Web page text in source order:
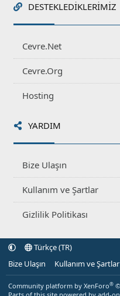
DESTEKLEDIKLERIMIZ
Cevre.Net
Cevre.Org
Hosting
YARDIM
Bize Ulaşın
Kullanım ve Şartlar
Gizlilik Politikası
Türkçe (TR)
Bize Ulaşın
Kullanım ve Şartlar
Community platform by XenForo®